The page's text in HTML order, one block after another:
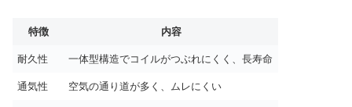
特徴 内容
耐久性 一体型構造でコイルがつぶれにくく、長寿命
通気性 空気の通り道が多く、ムレにくい